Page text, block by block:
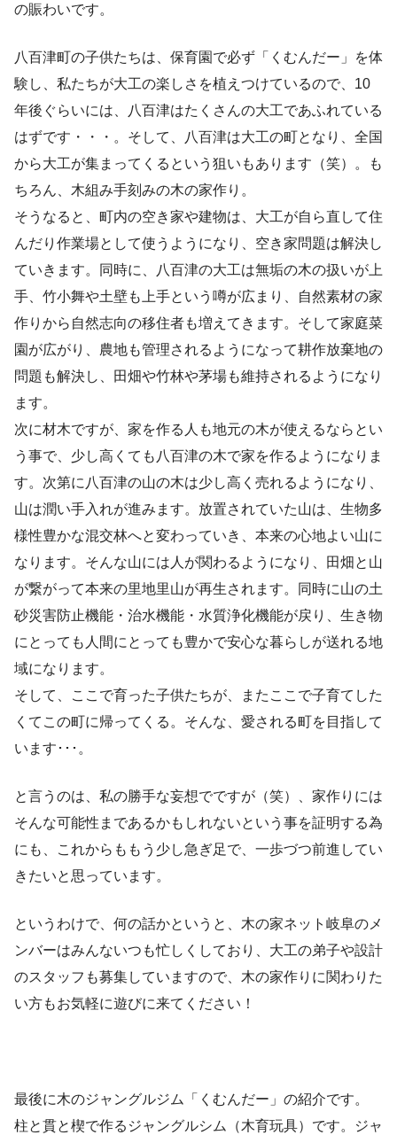
の賑わいです。
八百津町の子供たちは、保育園で必ず「くむんだー」を体
験し、私たちが大工の楽しさを植えつけているので、10
年後ぐらいには、八百津はたくさんの大工であふれている
はずです・・・。そして、八百津は大工の町となり、全国
から大工が集まってくるという狙いもあります（笑）。も
ちろん、木組み手刻みの木の家作り。
そうなると、町内の空き家や建物は、大工が自ら直して住
んだり作業場として使うようになり、空き家問題は解決し
ていきます。同時に、八百津の大工は無垢の木の扱いが上
手、竹小舞や土壁も上手という噂が広まり、自然素材の家
作りから自然志向の移住者も増えてきます。そして家庭菜
園が広がり、農地も管理されるようになって耕作放棄地の
問題も解決し、田畑や竹林や茅場も維持されるようになり
ます。
次に材木ですが、家を作る人も地元の木が使えるならとい
う事で、少し高くても八百津の木で家を作るようになりま
す。次第に八百津の山の木は少し高く売れるようになり、
山は潤い手入れが進みます。放置されていた山は、生物多
様性豊かな混交林へと変わっていき、本来の心地よい山に
なります。そんな山には人が関わるようになり、田畑と山
が繋がって本来の里地里山が再生されます。同時に山の土
砂災害防止機能・治水機能・水質浄化機能が戻り、生き物
にとっても人間にとっても豊かで安心な暮らしが送れる地
域になります。
そして、ここで育った子供たちが、またここで子育てした
くてこの町に帰ってくる。そんな、愛される町を目指して
います･･･。
と言うのは、私の勝手な妄想でですが（笑）、家作りには
そんな可能性まであるかもしれないという事を証明する為
にも、これからももう少し急ぎ足で、一歩づつ前進してい
きたいと思っています。
というわけで、何の話かというと、木の家ネット岐阜のメ
ンバーはみんないつも忙しくしており、大工の弟子や設計
のスタッフも募集していますので、木の家作りに関わりた
い方もお気軽に遊びに来てください！
最後に木のジャングルジム「くむんだー」の紹介です。
柱と貫と楔で作るジャングルシム（木育玩具）です。ジャ